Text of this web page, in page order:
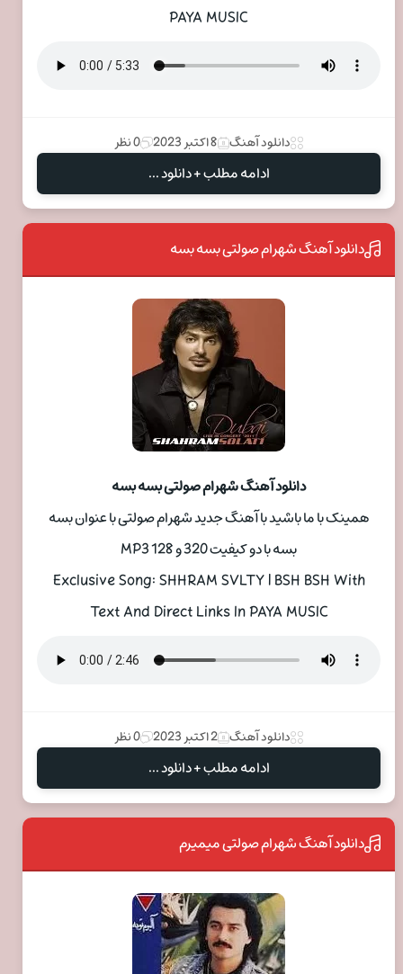
PAYA MUSIC
دانلود آهنگ 8 اکتبر 2023 0 نظر
ادامه مطلب + دانلود ...
دانلود آهنگ شهرام صولتی بسه بسه
دانلود آهنگ شهرام صولتی بسه بسه
همینک با ما باشید با آهنگ جدید شهرام صولتی با عنوان بسه
بسه با دو کیفیت 320 و 128 MP3
Exclusive Song: SHHRAM SVLTY | BSH BSH With
Text And Direct Links In PAYA MUSIC
دانلود آهنگ 2 اکتبر 2023 0 نظر
ادامه مطلب + دانلود ...
دانلود آهنگ شهرام صولتی میمیرم